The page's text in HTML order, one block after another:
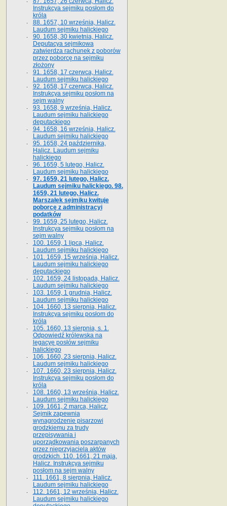
Instrukcya sejmiku posłom do
króla
88. 1657, 10 września, Halicz.
Laudum sejmiku halickiego
90. 1658, 30 kwietnia, Halicz.
Deputacya sejmikowa
zatwierdza rachunek z poborów
przez poborcę na sejmiku
złożony
91. 1658, 17 czerwca, Halicz.
Laudum sejmiku halickiego
92. 1658, 17 czerwca, Halicz.
Instrukcya sejmiku posłom na
sejm walny
93. 1658, 9 września, Halicz.
Laudum sejmiku halickiego
deputackiego
94. 1658, 16 września, Halicz.
Laudum sejmiku halickiego
95. 1658, 24 października,
Halicz. Laudum sejmiku
halickiego
96. 1659, 5 lutego, Halicz.
Laudum sejmiku halickiego
97. 1659, 21 lutego, Halicz.
Laudum sejmiku halickiego. 98.
1659, 21 lutego, Halicz.
Marszałek sejmiku kwituje
poborcę z administracyi
podatków
99. 1659, 25 lutego, Halicz.
Instrukcya sejmiku posłom na
sejm walny
100. 1659, 1 lipca, Halicz.
Laudum sejmiku halickiego
101. 1659, 15 września, Halicz.
Laudum sejmiku halickiego
deputackiego
102. 1659, 24 listopada, Halicz.
Laudum sejmiku halickiego
103. 1659, 1 grudnia, Halicz.
Laudum sejmiku halickiego
104. 1660, 13 sierpnia, Halicz.
Instrukcya sejmiku posłom do
króla
105. 1660, 13 sierpnia, s. 1.
Odpowiedź królewska na
legacyę posłów sejmiku
halickiego
106. 1660, 23 sierpnia, Halicz.
Laudum sejmiku halickiego
107. 1660, 23 sierpnia, Halicz.
Instrukcya sejmiku posłom do
króla
108. 1660, 13 września, Halicz.
Laudum sejmiku halickiego
109. 1661, 2 marca, Halicz.
Sejmik zapewnia
wynagrodzenie pisarzowi
grodzkiemu za trudy
przepisywania i
uporządkowania poszarpanych
przez nieprzyjaciela aktów
grodzkich. 110. 1661, 21 maja,
Halicz. Instrukcya sejmiku
posłom na sejm walny
111. 1661, 8 sierpnia, Halicz.
Laudum sejmiku halickiego
112. 1661, 12 września, Halicz.
Laudum sejmiku halickiego